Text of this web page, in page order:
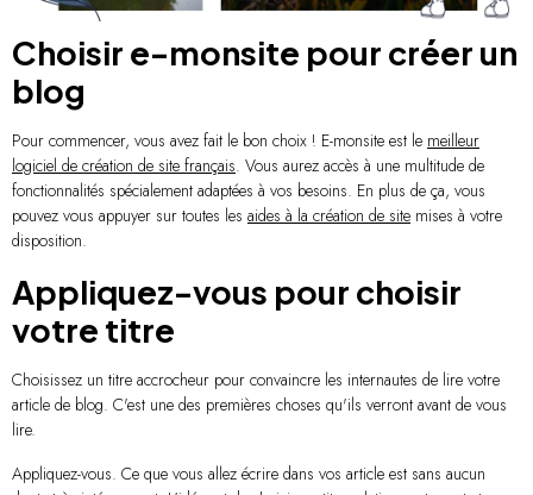
Choisir e-monsite pour créer un
blog
Pour commencer, vous avez fait le bon choix ! E-monsite est le meilleur
logiciel de création de site français. Vous aurez accès à une multitude de
fonctionnalités spécialement adaptées à vos besoins. En plus de ça, vous
pouvez vous appuyer sur toutes les aides à la création de site mises à votre
disposition.
Appliquez-vous pour choisir
votre titre
Choisissez un titre accrocheur pour convaincre les internautes de lire votre
article de blog. C'est une des premières choses qu'ils verront avant de vous
lire.
Appliquez-vous. Ce que vous allez écrire dans vos article est sans aucun